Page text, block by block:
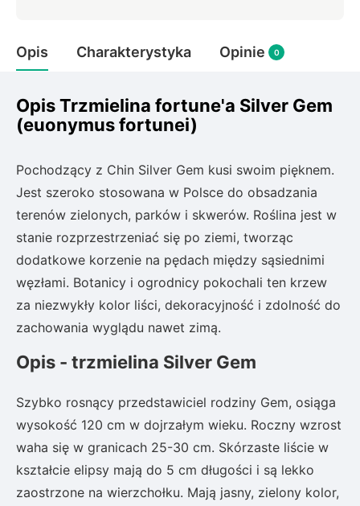
Liliowiec
Miskant
Turzyca (carex)
Pnącza
Glicynia (wisteria)
Wiciokrzew
Bluszcz
Ewodia (tetradium daniellii)
Opis Charakterystyka Opinie 0
Opis Trzmielina fortune'a Silver Gem
(euonymus fortunei)
Pochodzący z Chin Silver Gem kusi swoim pięknem.
Jest szeroko stosowana w Polsce do obsadzania
terenów zielonych, parków i skwerów. Roślina jest w
stanie rozprzestrzeniać się po ziemi, tworząc
dodatkowe korzenie na pędach między sąsiednimi
węzłami. Botanicy i ogrodnicy pokochali ten krzew
za niezwykły kolor liści, dekoracyjność i zdolność do
zachowania wyglądu nawet zimą.
Opis - trzmielina Silver Gem
Szybko rosnący przedstawiciel rodziny Gem, osiąga
wysokość 120 cm w dojrzałym wieku. Roczny wzrost
waha się w granicach 25-30 cm. Skórzaste liście w
kształcie elipsy mają do 5 cm długości i są lekko
zaostrzone na wierzchołku. Mają jasny, zielony kolor,